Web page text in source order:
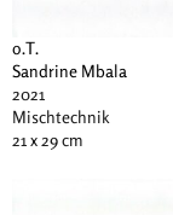
o.T.
Sandrine Mbala
2021
Mischtechnik
21 x 29 cm